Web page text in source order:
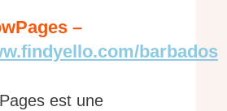
–
barbados
est une